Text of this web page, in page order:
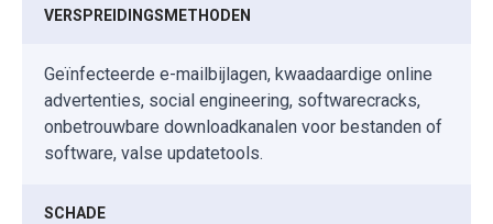
VERSPREIDINGSMETHODEN
Geïnfecteerde e-mailbijlagen, kwaadaardige online
advertenties, social engineering, softwarecracks,
onbetrouwbare downloadkanalen voor bestanden of
software, valse updatetools.
SCHADE